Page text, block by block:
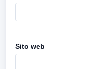
Sito web